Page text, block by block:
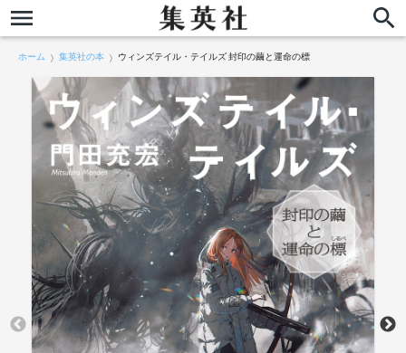
ホーム 集英社の本 ウィンズテイル・テイルズ 封印の繭と運命の標